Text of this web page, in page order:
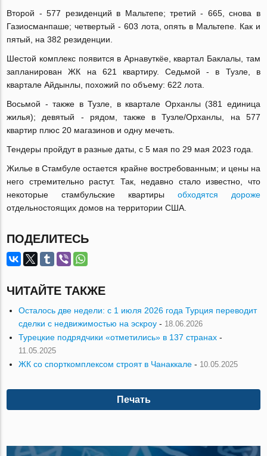
Второй - 577 резиденций в Мальтепе; третий - 665, снова в
Газиосманпаше; четвертый - 603 лота, опять в Мальтепе. Как и
пятый, на 382 резиденции.
Шестой комплекс появится в Арнавуткёе, квартал Баклалы, там
запланирован ЖК на 621 квартиру. Седьмой - в Тузле, в
квартале Айдынлы, похожий по объему: 622 лота.
Восьмой - также в Тузле, в квартале Орханлы (381 единица
жилья); девятый - рядом, также в Тузле/Орханлы, на 577
квартир плюс 20 магазинов и одну мечеть.
Тендеры пройдут в разные даты, с 5 мая по 29 мая 2023 года.
Жилье в Стамбуле остается крайне востребованным; и цены на
него стремительно растут. Так, недавно стало известно, что
некоторые стамбульские квартиры обходятся дороже
отдельностоящих домов на территории США.
ПОДЕЛИТЕСЬ
ЧИТАЙТЕ ТАКЖЕ
Осталось две недели: с 1 июля 2026 года Турция переводит
сделки с недвижимостью на эскроу - 18.06.2026
Турецкие подрядчики «отметились» в 137 странах -
11.05.2025
ЖК со спорткомплексом строят в Чанаккале - 10.05.2025
Печать